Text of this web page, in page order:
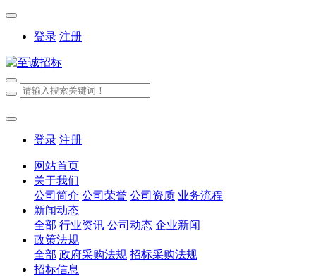
登录 注册
登录 注册
网站首页
关于我们
公司简介 公司荣誉 公司资质 业务流程
新闻动态
全部 行业资讯 公司动态 企业新闻
政策法规
全部 政府采购法规 招标采购法规
招标信息